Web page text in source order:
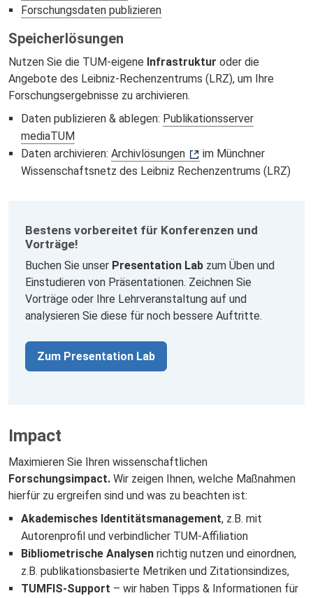
Forschungsdaten publizieren
Speicherlösungen
Nutzen Sie die TUM-eigene Infrastruktur oder die
Angebote des Leibniz-Rechenzentrums (LRZ), um Ihre
Forschungsergebnisse zu archivieren.
Daten publizieren & ablegen: Publikationsserver
mediaTUM
Daten archivieren: Archivlösungen
im Münchner
Wissenschaftsnetz des Leibniz Rechenzentrums (LRZ)
Bestens vorbereitet für Konferenzen und
Vorträge!
Buchen Sie unser Presentation Lab zum Üben und
Einstudieren von Präsentationen. Zeichnen Sie
Vorträge oder Ihre Lehrveranstaltung auf und
analysieren Sie diese für noch bessere Auftritte.
Zum Presentation Lab
Impact
Maximieren Sie Ihren wissenschaftlichen
Forschungsimpact. Wir zeigen Ihnen, welche Maßnahmen
hierfür zu ergreifen sind und was zu beachten ist:
Akademisches Identitätsmanagement, z.B. mit
Autorenprofil und verbindlicher TUM-Affiliation
Bibliometrische Analysenrichtig nutzen und einordnen,
z.B. publikationsbasierte Metriken und Zitationsindizes,
TUMFIS-Support – wir haben Tipps & Informationen für